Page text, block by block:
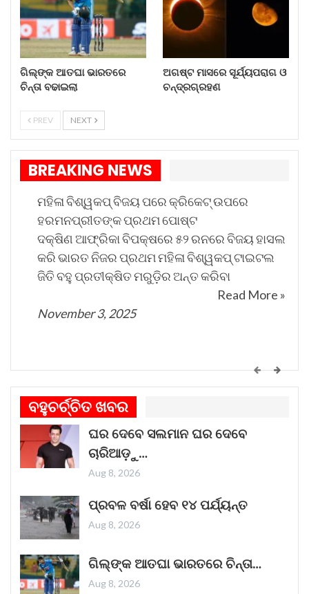
ବରମୁଣ୍ଡା ହାଉସିଂ ବୋର୍ଡର ଜିତେନ୍ଦ୍ର ବିଶାଳ ନେଇଛନ୍ତି
ପ୍ରଥମ ନିଲାମ। ବିଶ୍ୱାସ ରହିଛି ଯେ, ଏହି ମରୀଚି କୁଣ୍ଡ
ପାଣିରେ ଗାଧୋଇ ପ୍ରଭୁ ଶ୍ରୀଲିଙ୍ଗରାଜଙ୍କୁ ଦର୍ଶନ କଲେ
ନିଃସନ୍ତାନ ମହିଳା ସନ୍ତାନ ପ୍ରାପ୍ତ ହେବା ସହ ତାଙ୍କ
ମନସ୍କାମନା ପୂରଣ ହୋଇଥାଏ।
ଗିଲ୍‌ଙ୍କ ଆତଘା ଭାରତରେ
ଚିନ୍ତା ବଢାଇଲା
ଅଗଷ୍ଟ ମାସରେ ସୂର୍ଯ୍ୟପରାଗ ଓ
ଚନ୍ଦ୍ରଗ୍ରହଣ
PREV NEXT
BREAKING NEWS
ମହିଳା ବିଶ୍ୱକପ୍ ବିଜୟ ପରେ କ୍ରିକେଟ୍ ଉପରେ
ହରମନପ୍ରୀତଙ୍କ ପ୍ରଥମ ପୋଷ୍ଟ
ଦକ୍ଷିଣ ଆଫ୍ରିକା ବିପକ୍ଷରେ ୫୨ ରନରେ ବିଜୟ ହାସଲ
କରି ଭାରତ ନିଜର ପ୍ରଥମ ମହିଳା ବିଶ୍ୱକପ୍ ଟାଇଟଲ
ଜିତି ବହୁ ପ୍ରତୀକ୍ଷିତ ମରୁଡ଼ିର ଅନ୍ତ କରିବା
Read More »
November 3, 2025
କେମିତି ଚାଲିଛି କଟକ ଐତିହାସିକ ବାଲିଯାତ୍ରା ପ୍ରସ୍ତୁତି
ଗୀତଟି କାନରେ ପଡ଼ିଲେ, ଆଖି ଆଗରେ ନାଚିଯାଏ
ଓଡ଼ିଶାର ନୌବାଣିଜ୍ୟ ପରମ୍ପରା । ଓଡ଼ିଶାର ପ୍ରାଚୀନ
ନାମ କଳିଙ୍ଗ । ପ୍ରାଚୀନ କଳିଙ୍ଗକୁ ସମୃଦ୍ଧ କରିଥିଲା
ନୌବାଣିଜ୍ୟ
November 1, 2025
“ଥମ୍ମା”ର ଏହି ରାକ୍ଷସ ଦର୍ଶକଙ୍କ ହୃଦୟ ଜିତିବାରେ
ଲାଗିଛି
ବହୁଚର୍ଚ୍ଚିତ ଖବର
ଘର ଦେବେ ସଲମାନ ଘର ଦେବେ
ଚାରିଆଡ଼ୁ…
Aug 8, 2026
ପ୍ରବଳ ବର୍ଷା ହେବ ୧୪ ପର୍ଯ୍ୟନ୍ତ
Aug 8, 2026
ଗିଲ୍‌ଙ୍କ ଆତଘା ଭାରତରେ ଚିନ୍ତା…
Aug 8, 2026